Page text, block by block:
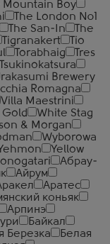
Mountain Boy
The London №1
The San-In
The
Tigranakert
Tio
Torabhaig
Tres
Tsukinokatsura
Brewery
Romagna
Villa Maestrini
White Stag
& Morgan
Wyborowa
Yellow
Абрау-
Айрум
Аратес
коньяк
Арпинэ
Байкал
Березка
Белая